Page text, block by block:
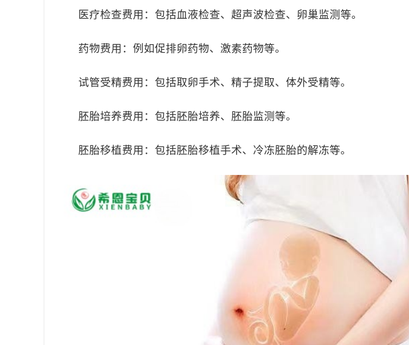
医疗检查费用：包括血液检查、超声波检查、卵巢监测等。
药物费用：例如促排卵药物、激素药物等。
试管受精费用：包括取卵手术、精子提取、体外受精等。
胚胎培养费用：包括胚胎培养、胚胎监测等。
胚胎移植费用：包括胚胎移植手术、冷冻胚胎的解冻等。